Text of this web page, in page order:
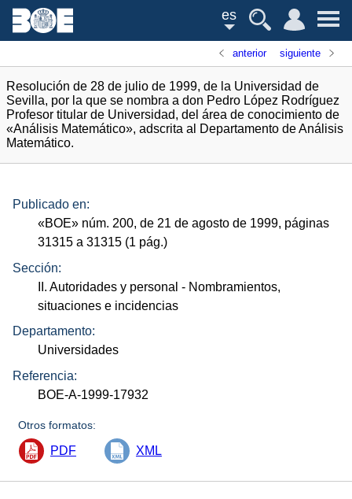
es
anterior siguiente
Resolución de 28 de julio de 1999, de la Universidad de
Sevilla, por la que se nombra a don Pedro López Rodríguez
Profesor titular de Universidad, del área de conocimiento de
«Análisis Matemático», adscrita al Departamento de Análisis
Matemático.
Publicado en:
«BOE» núm. 200, de 21 de agosto de 1999, páginas
31315 a 31315 (1 pág.)
Sección:
II. Autoridades y personal - Nombramientos,
situaciones e incidencias
Departamento:
Universidades
Referencia:
BOE-A-1999-17932
Otros formatos:
PDF XML